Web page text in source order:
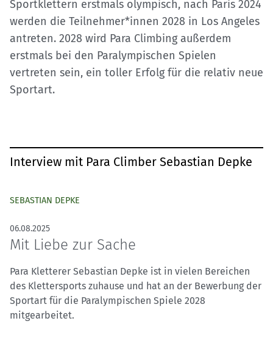
Sportklettern erstmals olympisch, nach Paris 2024
werden die Teilnehmer*innen 2028 in Los Angeles
antreten. 2028 wird Para Climbing außerdem
erstmals bei den Paralympischen Spielen
vertreten sein, ein toller Erfolg für die relativ neue
Sportart.
Interview mit Para Climber Sebastian Depke
SEBASTIAN DEPKE
06.08.2025
Mit Liebe zur Sache
Para Kletterer Sebastian Depke ist in vielen Bereichen
des Klettersports zuhause und hat an der Bewerbung der
Sportart für die Paralympischen Spiele 2028
mitgearbeitet.